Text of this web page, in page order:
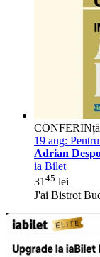
CONFERINță
19 aug:
Adrian
ia Bilet
3145 lei
J'ai Bistrot